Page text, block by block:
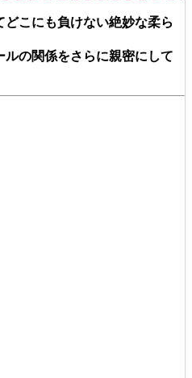
こにも負けない絶妙な柔ら
の関係をさらに親密にして